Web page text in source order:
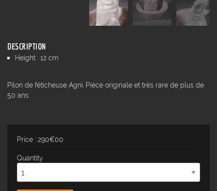
DESCRIPTION
Height : 12 cm
Pilon de féticheuse Agni. Pièce originale et très rare de plus de
50 ans.
Price : 290€00
Quantity